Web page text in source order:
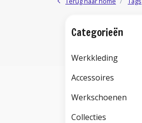
Categorieën
Werkkleding
Accessoires
Werkschoenen
Collecties